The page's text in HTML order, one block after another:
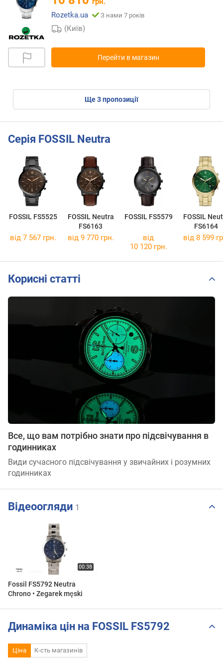
Rozetka.ua
З нами 7 років
(Київ)
Перейти в магазин
ще3пропозиції
Серія FOSSIL Neutra
FOSSIL FS5525
FOSSIL Neutra
FS6163
FOSSIL FS5579
FOSSIL
FS6164
від 7 567 грн. від 9 770 грн.
від
10 120 грн.
від 8 599
Корисні статті
Все, що вам потрібно знати про підсвічування в
годинниках
Види сучасного підсвічування у звичайних і розумних
годинниках
Відеоогляди 1
Fossil FS5792 Neutra
Chrono • Zegarek męski
Динаміка цін на FOSSIL FS5792
Ціна К-сть магазинів